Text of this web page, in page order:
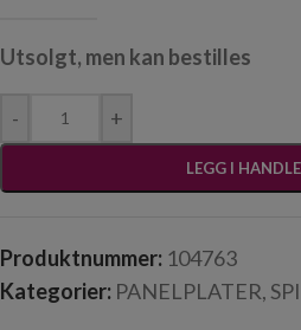
Utsolgt, men kan bestilles
- +
LEGG I
Produktnummer: 104763
Kategorier: PANELPLATER,